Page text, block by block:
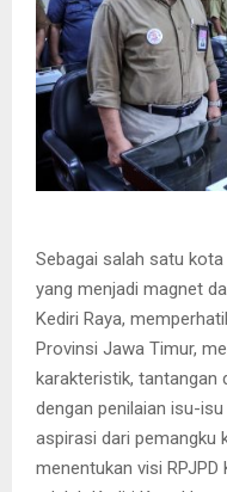
Sebagai salah satu
yang menjadi magnet
Kediri Raya,
Provinsi Jawa Timur,
karakteristik, tantangan
dengan penilaian isu-
aspirasi dari pemangku
menentukan visi